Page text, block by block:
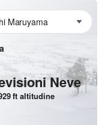
Neve
ft altitudine